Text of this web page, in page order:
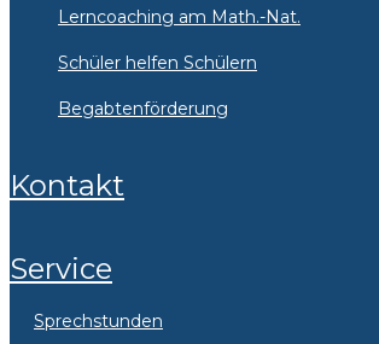
Lerncoaching am Math.-Nat.
Schüler helfen Schülern
Begabtenförderung
Kontakt
Service
Sprechstunden